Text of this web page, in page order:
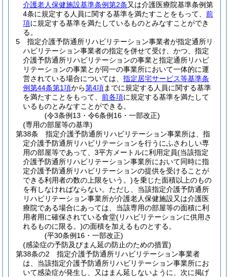
介護老人保健施設基準条例第2条又は介護医療院基準条例第
4条に規定する人員に関する基準を満たすことをもって、 前
項に規定する基準を満たしているものとみなすことができ
る。
5
指定介護予防通所リハビリテーション事業者が指定通所リ
ハビリテーション事業者の指定を併せて受け、かつ、指定
介護予防通所リハビリテーションの事業と指定通所リハビ
リテーションの事業とが同一の事業所において一体的に運
営されている場合については、 指定居宅サービス等基準条
例第44条第1項から第4項までに規定する人員に関する基準
を満たすことをもって、 前各項に規定する基準を満たして
いるものとみなすことができる。
(令3条例13・令6条例16・一部改正)
(専用の部屋等の基準)
第38条
指定介護予防通所リハビリテーション事業所は、指
定介護予防通所リハビリテーションを行うにふさわしい専
用の部屋等であって、3平方メートルに利用定員(当該指定
介護予防通所リハビリテーション事業所において同時に指
定介護予防通所リハビリテーションの提供を受けることが
できる利用者の数の上限をいう。)を乗じた面積以上のもの
を有しなければならない。 ただし、当該指定介護予防通所
リハビリテーション事業所が介護老人保健施設又は介護医
療院である場合にあっては、当該専用の部屋等の面積に利
用者用に確保されている食堂(リハビリテーションに供用さ
れるものに限る。)の面積を加えるものとする。
(平30条例16・一部改正)
(感染症の予防及びまん延の防止のための措置)
第38条の2
指定介護予防通所リハビリテーション事業者
は、当該指定介護予防通所リハビリテーション事業所にお
いて感染症が発生し、又はまん延しないように、次に掲げ